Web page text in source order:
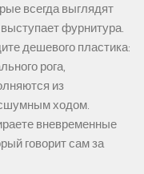
всегда выглядят
фурнитура.
дешевого пластика:
рога,
из
ходом.
вневременные
говорит сам за